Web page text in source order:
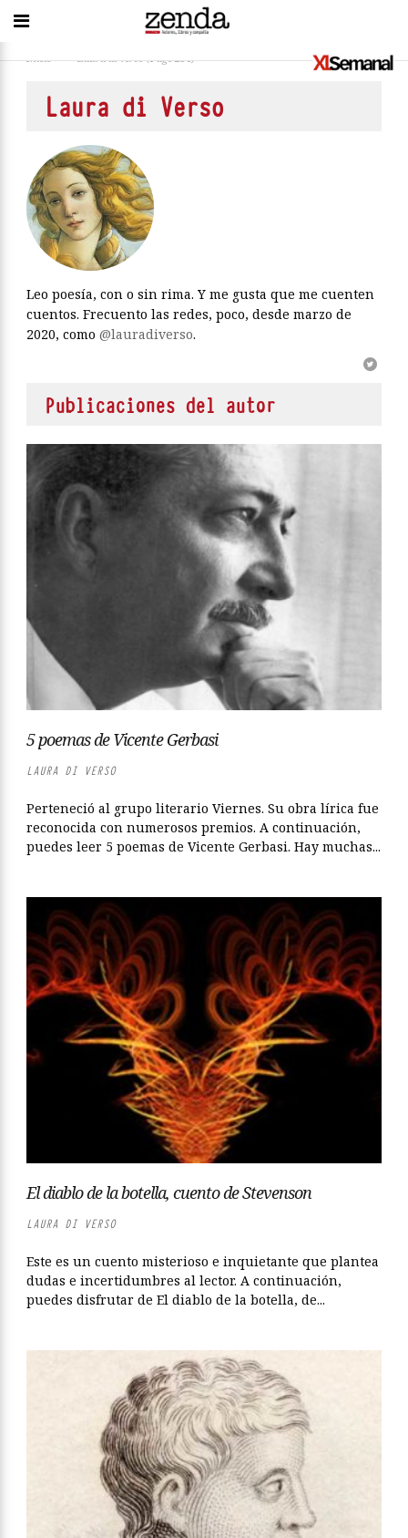
Inicio > Laura di Verso(Page 234)
Laura di Verso
Leo poesía, con o sin rima. Y me gusta que me cuenten
cuentos. Frecuento las redes, poco, desde marzo de
2020, como @lauradiverso.
Publicaciones del autor
5 poemas de Vicente Gerbasi
LAURA DI VERSO
Perteneció al grupo literario Viernes. Su obra lírica fue
reconocida con numerosos premios. A continuación,
puedes leer 5 poemas de Vicente Gerbasi. Hay muchas...
El diablo de la botella, cuento de Stevenson
LAURA DI VERSO
Este es un cuento misterioso e inquietante que plantea
dudas e incertidumbres al lector. A continuación,
puedes disfrutar de El diablo de la botella, de...